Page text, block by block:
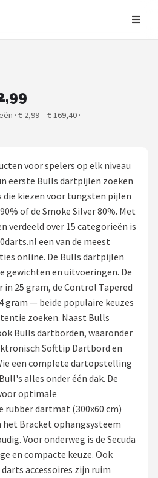
· € 2,99 – € 169,40 ·
voor spelers op elk niveau
eerste Bulls dartpijlen zoeken
kiezen voor tungsten pijlen
of de Smoke Silver 80%. Met
verdeeld over 15 categorieën is
een van de meest
online. De Bulls dartpijlen
gewichten en uitvoeringen. De
in 25 gram, de Control Tapered
gram — beide populaire keuzes
zoeken. Naast Bulls
Bulls dartborden, waaronder
Softtip Dartbord en
een complete dartopstelling
alles onder één dak. De
optimale
dartmat (300x60 cm)
het Bracket ophangsysteem
Voor onderweg is de Secuda
en compacte keuze. Ook
accessoires zijn ruim